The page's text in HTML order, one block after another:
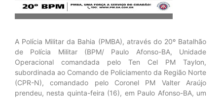
A Polícia Militar da Bahia (PMBA), através do 20º Batalhão
de Polícia Militar (BPM/ Paulo Afonso-BA, Unidade
Operacional comandada pelo Ten Cel PM Taylon,
subordinada ao Comando de Policiamento da Região Norte
(CPR-N), comandado pelo Coronel PM Valter Araújo
prendeu, nesta quinta-feira (16), em Paulo Afonso-BA, um